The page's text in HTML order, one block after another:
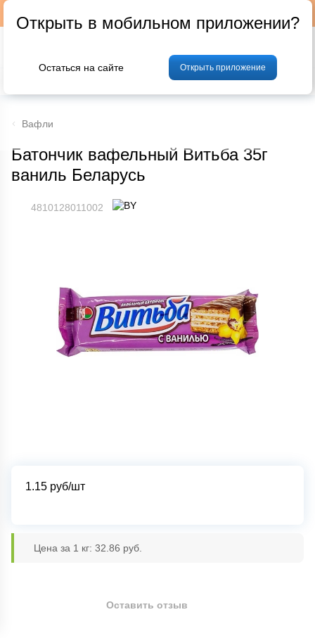
Фрукты и овощи Мясо Птица
Вафли
Батончик вафельный Витьба 35г
ваниль Беларусь
4810128011002
1.15 руб/шт
Цена за 1 кг: 32.86 руб.
Оставить отзыв
Открыть в мобильном приложении?
Остаться на сайте Открыть приложение